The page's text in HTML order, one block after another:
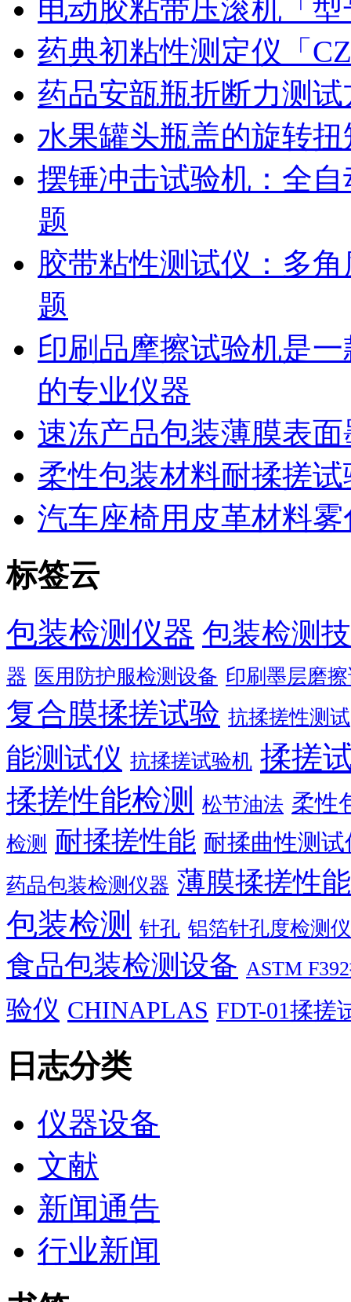
电动胶粘带压滚机「
药典初粘性测定仪「
药品安瓿瓶折断力测
水果罐头瓶盖的旋转
摆锤冲击试验机：全
题
胶带粘性测试仪：多
题
印刷品摩擦试验机是
的专业仪器
速冻产品包装薄膜表
柔性包装材料耐揉搓
汽车座椅用皮革材料
标签云
包装检测仪器 包装检测
器 医用防护服检测设备 印刷墨层磨
复合膜揉搓试验 抗揉搓性测试
能测试仪 抗揉搓试验机 揉搓
揉搓性能检测
松节油法 柔性
检测 耐揉搓性能 耐揉曲性测试
药品包装检测仪器 薄膜揉搓性
包装检测 针孔 铝箔针孔度检测
食品包装检测设备 ASTM
验仪 CHINAPLAS FDT-01揉搓
日志分类
仪器设备
文献
新闻通告
行业新闻